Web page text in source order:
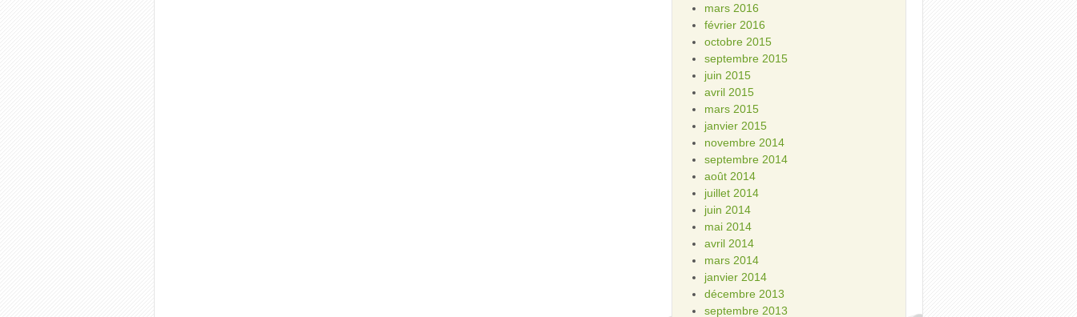
mars 2016
février 2016
octobre 2015
septembre 2015
juin 2015
avril 2015
mars 2015
janvier 2015
novembre 2014
septembre 2014
août 2014
juillet 2014
juin 2014
mai 2014
avril 2014
mars 2014
janvier 2014
décembre 2013
septembre 2013